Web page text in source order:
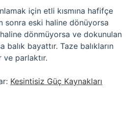
için etli kısmına hafifçe
sonra eski haline dönüyorsa
dönmüyorsa ve dokunulan
balık bayattır. Taze balıkların
parlaktır.
Kesintisiz Güç Kaynakları